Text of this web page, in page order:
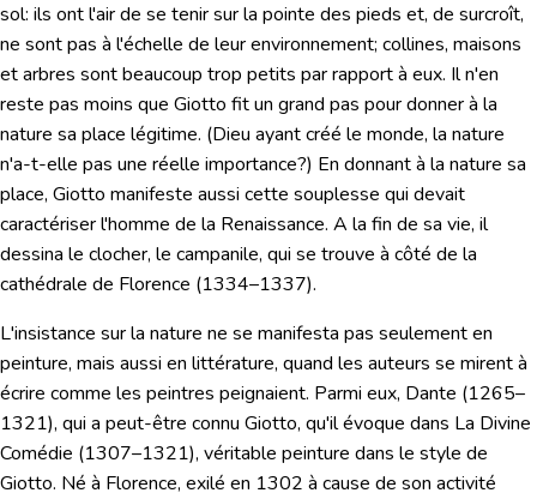
sol: ils ont l'air de se tenir sur la pointe des pieds et, de surcroît,
ne sont pas à l'échelle de leur environnement; collines, maisons
et arbres sont beaucoup trop petits par rapport à eux. Il n'en
reste pas moins que Giotto fit un grand pas pour donner à la
nature sa place légitime. (Dieu ayant créé le monde, la nature
n'a-t-elle pas une réelle importance?) En donnant à la nature sa
place, Giotto manifeste aussi cette souplesse qui devait
caractériser l'homme de la Renaissance. A la fin de sa vie, il
dessina le clocher, le campanile, qui se trouve à côté de la
cathédrale de Florence (1334–1337).
L'insistance sur la nature ne se manifesta pas seulement en
peinture, mais aussi en littérature, quand les auteurs se mirent à
écrire comme les peintres peignaient. Parmi eux, Dante (1265–
1321), qui a peut-être connu Giotto, qu'il évoque dans La Divine
Comédie (1307–1321), véritable peinture dans le style de
Giotto. Né à Florence, exilé en 1302 à cause de son activité